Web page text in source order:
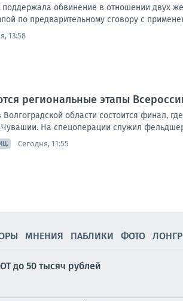
поддержала обвинение в отношении двух
по предварительному сговору с
13:58
региональные этапы
Волгоградской области состоится финал,
Чувашии. На спецоперации служил
Сегодня, 11:55
МНЕНИЯ ПАБЛИКИ ФОТО
до 50 тысяч рублей